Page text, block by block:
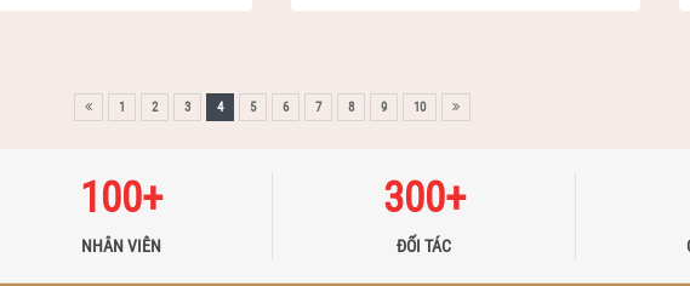
1 2 3 4 5 6 7 8 9 10
100+
NHÂN VIÊN
300+
ĐỐI TÁC